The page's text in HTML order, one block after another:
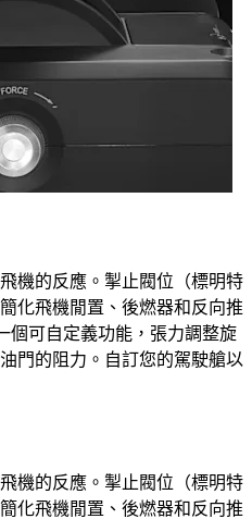
機的反應。掣止閥位（標明特
化飛機閒置、後燃器和反向推
個可自定義功能，張力調整旋
門的阻力。自訂您的駕駛艙以
機的反應。掣止閥位（標明特
化飛機閒置、後燃器和反向推